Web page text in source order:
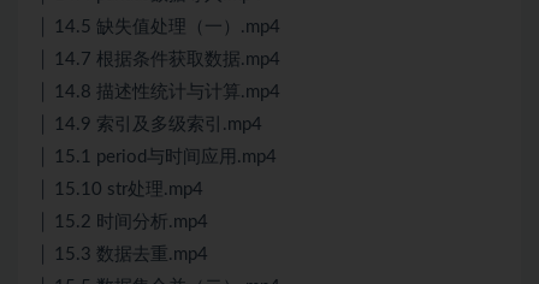
│ 14.5 缺失值处理（一）.mp4
│ 14.7 根据条件获取数据.mp4
│ 14.8 描述性统计与计算.mp4
│ 14.9 索引及多级索引.mp4
│ 15.1 period与时间应用.mp4
│ 15.10 str处理.mp4
│ 15.2 时间分析.mp4
│ 15.3 数据去重.mp4